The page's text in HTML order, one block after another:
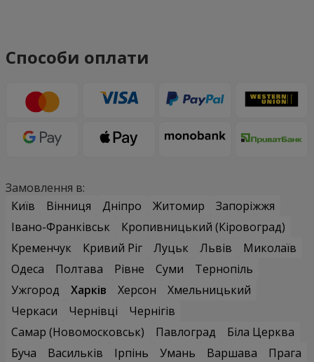
Способи оплати
Замовлення в:
Київ
Вінниця Дніпро Житомир
Запоріжжя
Івано-Франківськ
Кропивницький (Кіровоград)
Кременчук
Кривий Ріг Луцьк Львів
Миколаїв
Одеса
Полтава Рівне Суми
Тернопіль
Ужгород
Харків Херсон
Хмельницький
Черкаси
Чернівці
Чернігів
Самар (Новомосковськ)
Павлоград
Біла Церква
Буча
Васильків Ірпінь Умань Варшава
Прага